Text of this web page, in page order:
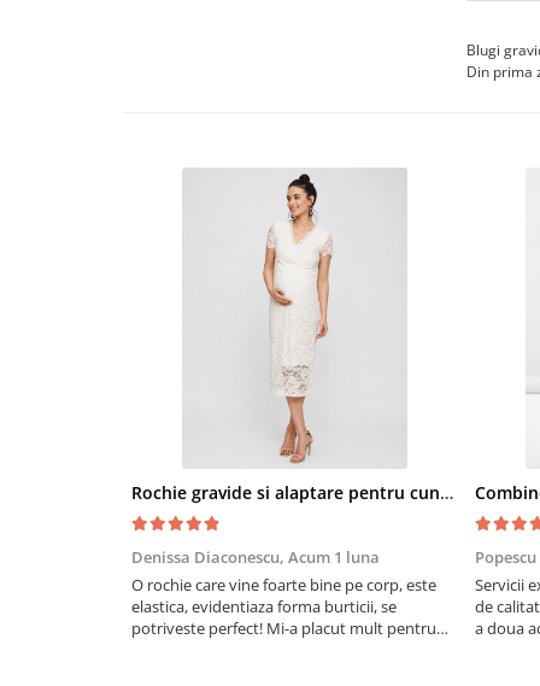
Blugi
Din prima
Rochie gravide si alaptare pentru cununia civila Mivana Crossover
Denissa Diaconescu, Acum 1 luna
O rochie care vine foarte bine pe corp, este
elastica, evidentiaza forma burticii, se
potriveste perfect! Mi-a placut mult pentru
Servicii
de
a doua